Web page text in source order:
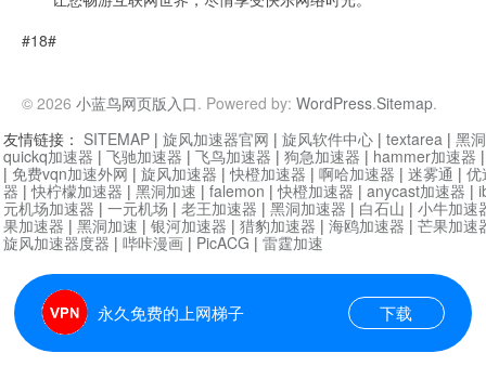
#18#
© 2026 小蓝鸟网页版入口. Powered by: WordPress.Sitemap.
永久免费的上网梯子 下载
友情链接： SITEMAP | 旋风加速器官网 | 旋风软件中心 | textarea | 黑
quickq加速器 | 飞驰加速器 | 飞鸟加速器 | 狗急加速器 | hammer加速器
| 免费vqn加速外网 | 旋风加速器 |快橙加速器 | 啊哈加速器 | 迷雾通 | 优
器 |快柠檬加速器 | 黑洞加速 | falemon |快橙加速器 | anycast加速器 |
元机场加速器 | 一元机场 | 老王加速器 | 黑洞加速器 | 白石山 | 小牛加速
果加速器 | 黑洞加速 | 银河加速器 | 猎豹加速器 | 海鸥加速器 | 芒果加速
旋风加速器度器 | 哔咔漫画 | PicACG | 雷霆加速